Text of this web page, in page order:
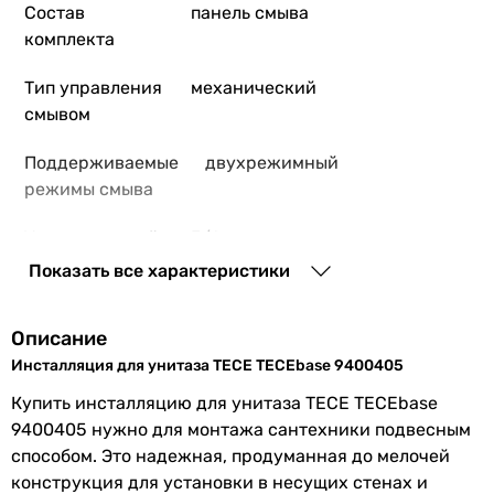
Состав
комплекта
панель смыва
Тип управления
смывом
механический
Поддерживаемые
режимы смыва
двухрежимный
Установленный
объем слива
3/6 л, возможность
регулировки
Объем сливного
бачка
Особенности
модели
регулировка высоты
инсталляции, регулировка
глубины инсталляции
Показать все характеристики
Описание
Инсталляция для унитаза TECE TECEbase 9400405
Купить инсталляцию для унитаза TECE TECEbase
9400405 нужно для монтажа сантехники подвесным
способом. Это надежная, продуманная до мелочей
конструкция для установки в несущих стенах и